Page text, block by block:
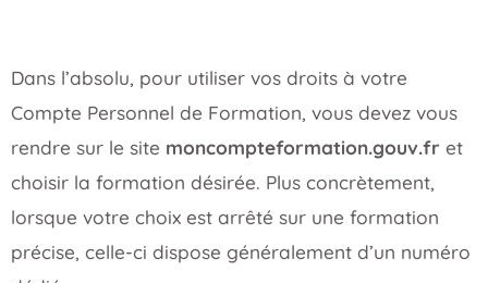
Compte Personnel de Formation, vous devez vous
rendre sur le sitemoncompteformation.gouv.fret
choisir la formation désirée. Plus concrètement,
lorsque votre choix est arrêté sur une formation
précise, celle-ci dispose généralement d’un numéro
dédié.